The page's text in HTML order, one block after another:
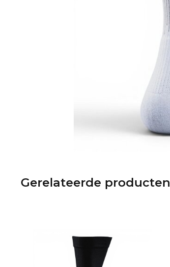
Gerelateerde producten